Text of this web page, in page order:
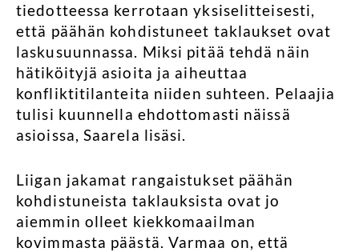
tiedotteessa kerrotaan yksiselitteisesti,
että päähän kohdistuneet taklaukset ovat
laskusuunnassa. Miksi pitää tehdä näin
hätiköityjä asioita ja aiheuttaa
konfliktitilanteita niiden suhteen. Pelaajia
tulisi kuunnella ehdottomasti näissä
asioissa, Saarela lisäsi.
Liigan jakamat rangaistukset päähän
kohdistuneista taklauksista ovat jo
aiemmin olleet kiekkomaailman
kovimmasta päästä. Varmaa on, että